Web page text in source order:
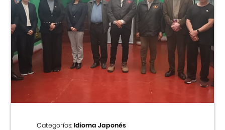
Categorías:Idioma Japonés